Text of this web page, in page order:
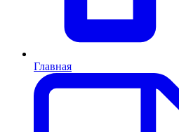
Главная